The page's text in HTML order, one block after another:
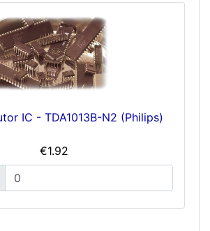
IC - TDA1013B-N2 (Philips)
€1.92